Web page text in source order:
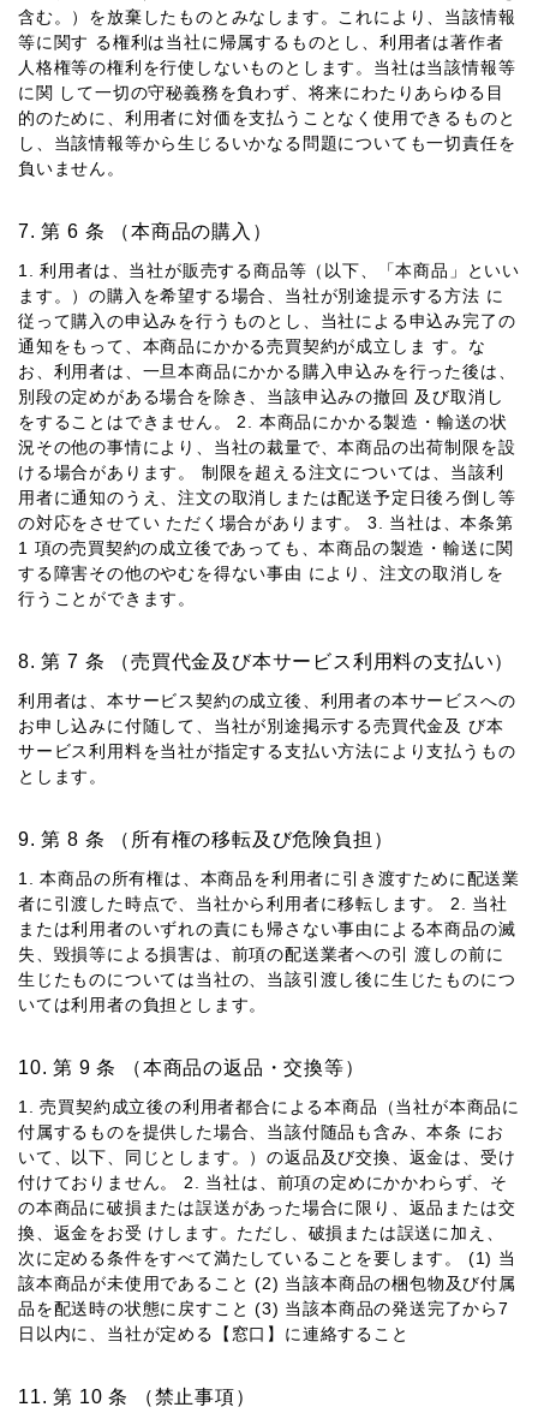
含む。）を放棄したものとみなします。これにより、当該情報
等に関す る権利は当社に帰属するものとし、利⽤者は著作者
⼈格権等の権利を⾏使しないものとします。当社は当該情報等
に関 して⼀切の守秘義務を負わず、将来にわたりあらゆる⽬
的のために、利⽤者に対価を⽀払うことなく使⽤できるものと
し、当該情報等から⽣じるいかなる問題についても⼀切責任を
負いません。
第 6 条 （本商品の購⼊）
1. 利⽤者は、当社が販売する商品等（以下、「本商品」といい
ます。）の購⼊を希望する場合、当社が別途提⽰する⽅法 に
従って購⼊の申込みを⾏うものとし、当社による申込み完了の
通知をもって、本商品にかかる売買契約が成⽴しま す。な
お、利⽤者は、⼀旦本商品にかかる購⼊申込みを⾏った後は、
別段の定めがある場合を除き、当該申込みの撤回 及び取消し
をすることはできません。 2. 本商品にかかる製造・輸送の状
況その他の事情により、当社の裁量で、本商品の出荷制限を設
ける場合があります。 制限を超える注⽂については、当該利
⽤者に通知のうえ、注⽂の取消しまたは配送予定⽇後ろ倒し等
の対応をさせてい ただく場合があります。 3. 当社は、本条第
1 項の売買契約の成⽴後であっても、本商品の製造・輸送に関
する障害その他のやむを得ない事由 により、注⽂の取消しを
⾏うことができます。
第 7 条 （売買代⾦及び本サービス利⽤料の⽀払い）
利⽤者は、本サービス契約の成⽴後、利⽤者の本サービスへの
お申し込みに付随して、当社が別途掲⽰する売買代⾦及 び本
サービス利⽤料を当社が指定する⽀払い⽅法により⽀払うもの
とします。
第 8 条 （所有権の移転及び危険負担）
1. 本商品の所有権は、本商品を利⽤者に引き渡すために配送業
者に引渡した時点で、当社から利⽤者に移転します。 2. 当社
または利⽤者のいずれの責にも帰さない事由による本商品の滅
失、毀損等による損害は、前項の配送業者への引 渡しの前に
⽣じたものについては当社の、当該引渡し後に⽣じたものにつ
いては利⽤者の負担とします。
第 9 条 （本商品の返品・交換等）
1. 売買契約成⽴後の利⽤者都合による本商品（当社が本商品に
付属するものを提供した場合、当該付随品も含み、本条 にお
いて、以下、同じとします。）の返品及び交換、返⾦は、受け
付けておりません。 2. 当社は、前項の定めにかかわらず、そ
の本商品に破損または誤送があった場合に限り、返品または交
換、返⾦をお受 けします。ただし、破損または誤送に加え、
次に定める条件をすべて満たしていることを要します。 (1) 当
該本商品が未使⽤であること (2) 当該本商品の梱包物及び付属
品を配送時の状態に戻すこと (3) 当該本商品の発送完了から7
⽇以内に、当社が定める【窓⼝】に連絡すること
第 10 条 （禁⽌事項）